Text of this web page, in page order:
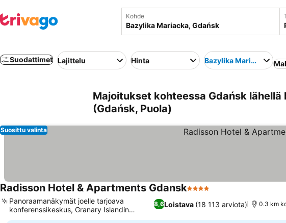
Kohde
Suodattimet Lajittelu Hinta Bazylika Mariacka
Majoitukset kohteessa Gdańsk
(Gdańsk, Puola)
Suosittu valinta
Radisson Hotel & Apartments Gdansk4 Tähtiluokitus
8,6Loistava (18 113 arviota)
Panoraamanäkymät joelle tarjoava
konferenssikeskus, Granary Islandin
jokirannan sijainti
0.3 km